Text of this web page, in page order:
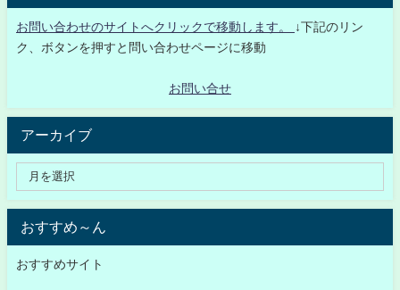
お問い合わせのサイトへクリックで移動します。
↓下記のリン
ク、ボタンを押すと問い合わせページに移動
お問い合せ
アーカイブ
おすすめ～ん
おすすめサイト